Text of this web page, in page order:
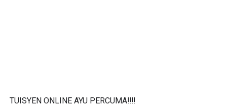
TUISYEN ONLINE AYU PERCUMA‼️‼️